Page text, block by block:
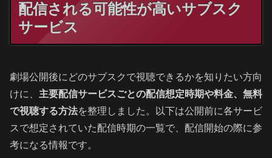
配信される可能性が高いサブスク
サービス
劇場公開後にどのサブスクで視聴できるかを知りたい方向
けに、 主要配信サービスごとの配信想定時期や料金、無料
で視聴する方法を整理しました。以下は公開前に各サービ
スで想定されていた配信時期の一覧で、配信開始の際に参
考になる情報です。